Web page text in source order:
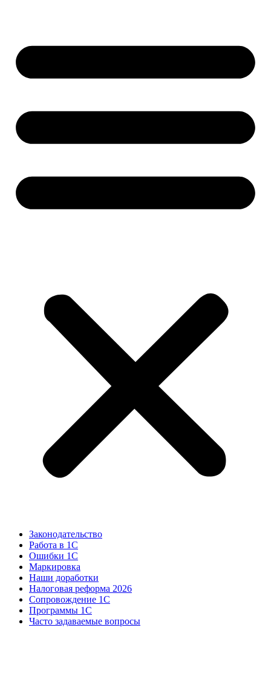
Законодательство
Работа в 1С
Ошибки 1С
Маркировка
Наши доработки
Налоговая реформа 2026
Сопровождение 1С
Программы 1С
Часто задаваемые вопросы